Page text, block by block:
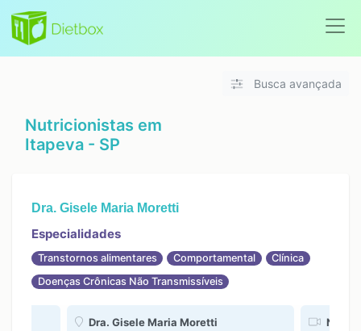
Busca avançada
Nutricionistas em
Itapeva - SP
Dra. Gisele Maria Moretti
Especialidades
Transtornos alimentares Comportamental
Clínica
Doenças Crônicas Não Transmissíveis
Dra. Gisele Maria Moretti
Nutri